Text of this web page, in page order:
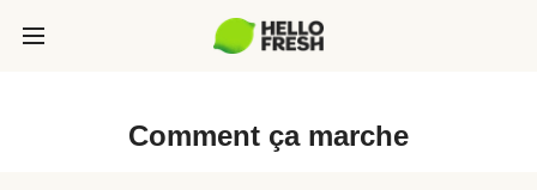
Comment ça marche